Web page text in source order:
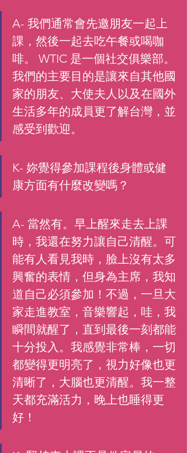
A- 我們通常會先邀朋友一起上
課，然後一起去吃午餐或喝咖
啡。 WTIC 是一個社交俱樂部。
我們的主要目的是讓來自其他國
家的朋友、大使夫人以及在國外
生活多年的成員更了解台灣，並
感受到歡迎。
K- 妳覺得參加課程後身體或健
康方面有什麼改變嗎？
A- 當然有。早上醒來走去上課
時，我還在努力讓自己清醒。可
能有人看見我時，臉上沒有太多
興奮的表情，但身為主席，我知
道自己必須參加！不過，一旦大
家走進教室，音樂響起，哇，我
瞬間就醒了，直到最後一刻都能
十分投入。我感覺非常棒，一切
都變得更明亮了，視力好像也更
清晰了，大腦也更清醒。我一整
天都充滿活力，晚上也睡得更
好！